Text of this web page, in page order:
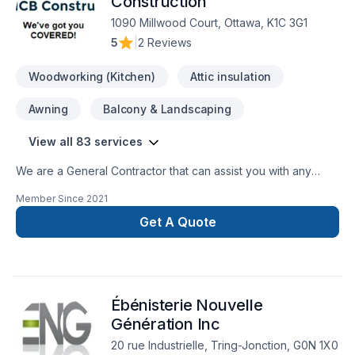
to success and create a confident enviromet with the client to
develop and complete the project dream as we
promise.Please do not hesitate to contact us to start your
RuizCEO/Founder
1090 Millwood Court, Ottawa, K1C 3G1
5
2 Reviews
Woodworking (Kitchen) Attic insulation
Awning Balcony & Landscaping
View all 83 services
We are a General Contractor that can assist you with any
Member Since 2021
Get A Quote
Ébénisterie Nouvelle
Génération Inc
20 rue Industrielle, Tring-Jonction, G0N 1X0